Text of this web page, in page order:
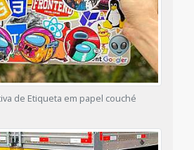
de Etiqueta em papel couché